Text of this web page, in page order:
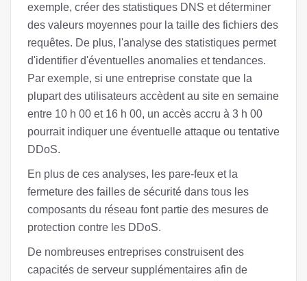
exemple, créer des statistiques DNS et déterminer
des valeurs moyennes pour la taille des fichiers des
requêtes. De plus, l'analyse des statistiques permet
d'identifier d'éventuelles anomalies et tendances.
Par exemple, si une entreprise constate que la
plupart des utilisateurs accèdent au site en semaine
entre 10 h 00 et 16 h 00, un accès accru à 3 h 00
pourrait indiquer une éventuelle attaque ou tentative
DDoS.
En plus de ces analyses, les pare-feux et la
fermeture des failles de sécurité dans tous les
composants du réseau font partie des mesures de
protection contre les DDoS.
De nombreuses entreprises construisent des
capacités de serveur supplémentaires afin de